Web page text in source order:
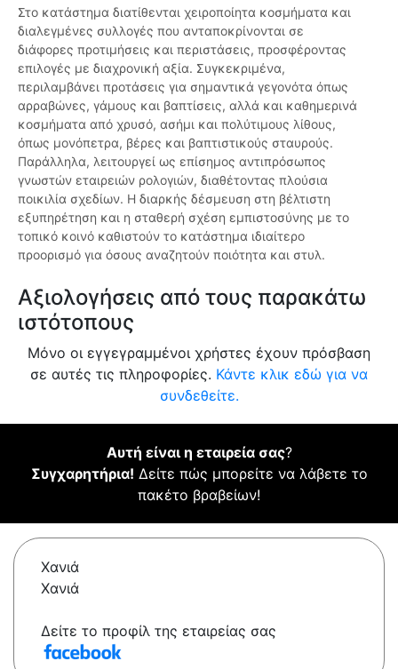
Στο κατάστημα διατίθενται χειροποίητα κοσμήματα και
διαλεγμένες συλλογές που ανταποκρίνονται σε
διάφορες προτιμήσεις και περιστάσεις, προσφέροντας
επιλογές με διαχρονική αξία. Συγκεκριμένα,
περιλαμβάνει προτάσεις για σημαντικά γεγονότα όπως
αρραβώνες, γάμους και βαπτίσεις, αλλά και καθημερινά
κοσμήματα από χρυσό, ασήμι και πολύτιμους λίθους,
όπως μονόπετρα, βέρες και βαπτιστικούς σταυρούς.
Παράλληλα, λειτουργεί ως επίσημος αντιπρόσωπος
γνωστών εταιρειών ρολογιών, διαθέτοντας πλούσια
ποικιλία σχεδίων. Η διαρκής δέσμευση στη βέλτιστη
εξυπηρέτηση και η σταθερή σχέση εμπιστοσύνης με το
τοπικό κοινό καθιστούν το κατάστημα ιδιαίτερο
προορισμό για όσους αναζητούν ποιότητα και στυλ.
Αξιολογήσεις από τους παρακάτω
ιστότοπους
Μόνο οι εγγεγραμμένοι χρήστες έχουν πρόσβαση
σε αυτές τις πληροφορίες. Κάντε κλικ εδώ για να
συνδεθείτε.
Αυτή είναι η εταιρεία σας?
Συγχαρητήρια! Δείτε πώς μπορείτε να λάβετε το
πακέτο βραβείων!
Χανιά
Χανιά
Δείτε το προφίλ της εταιρείας σας